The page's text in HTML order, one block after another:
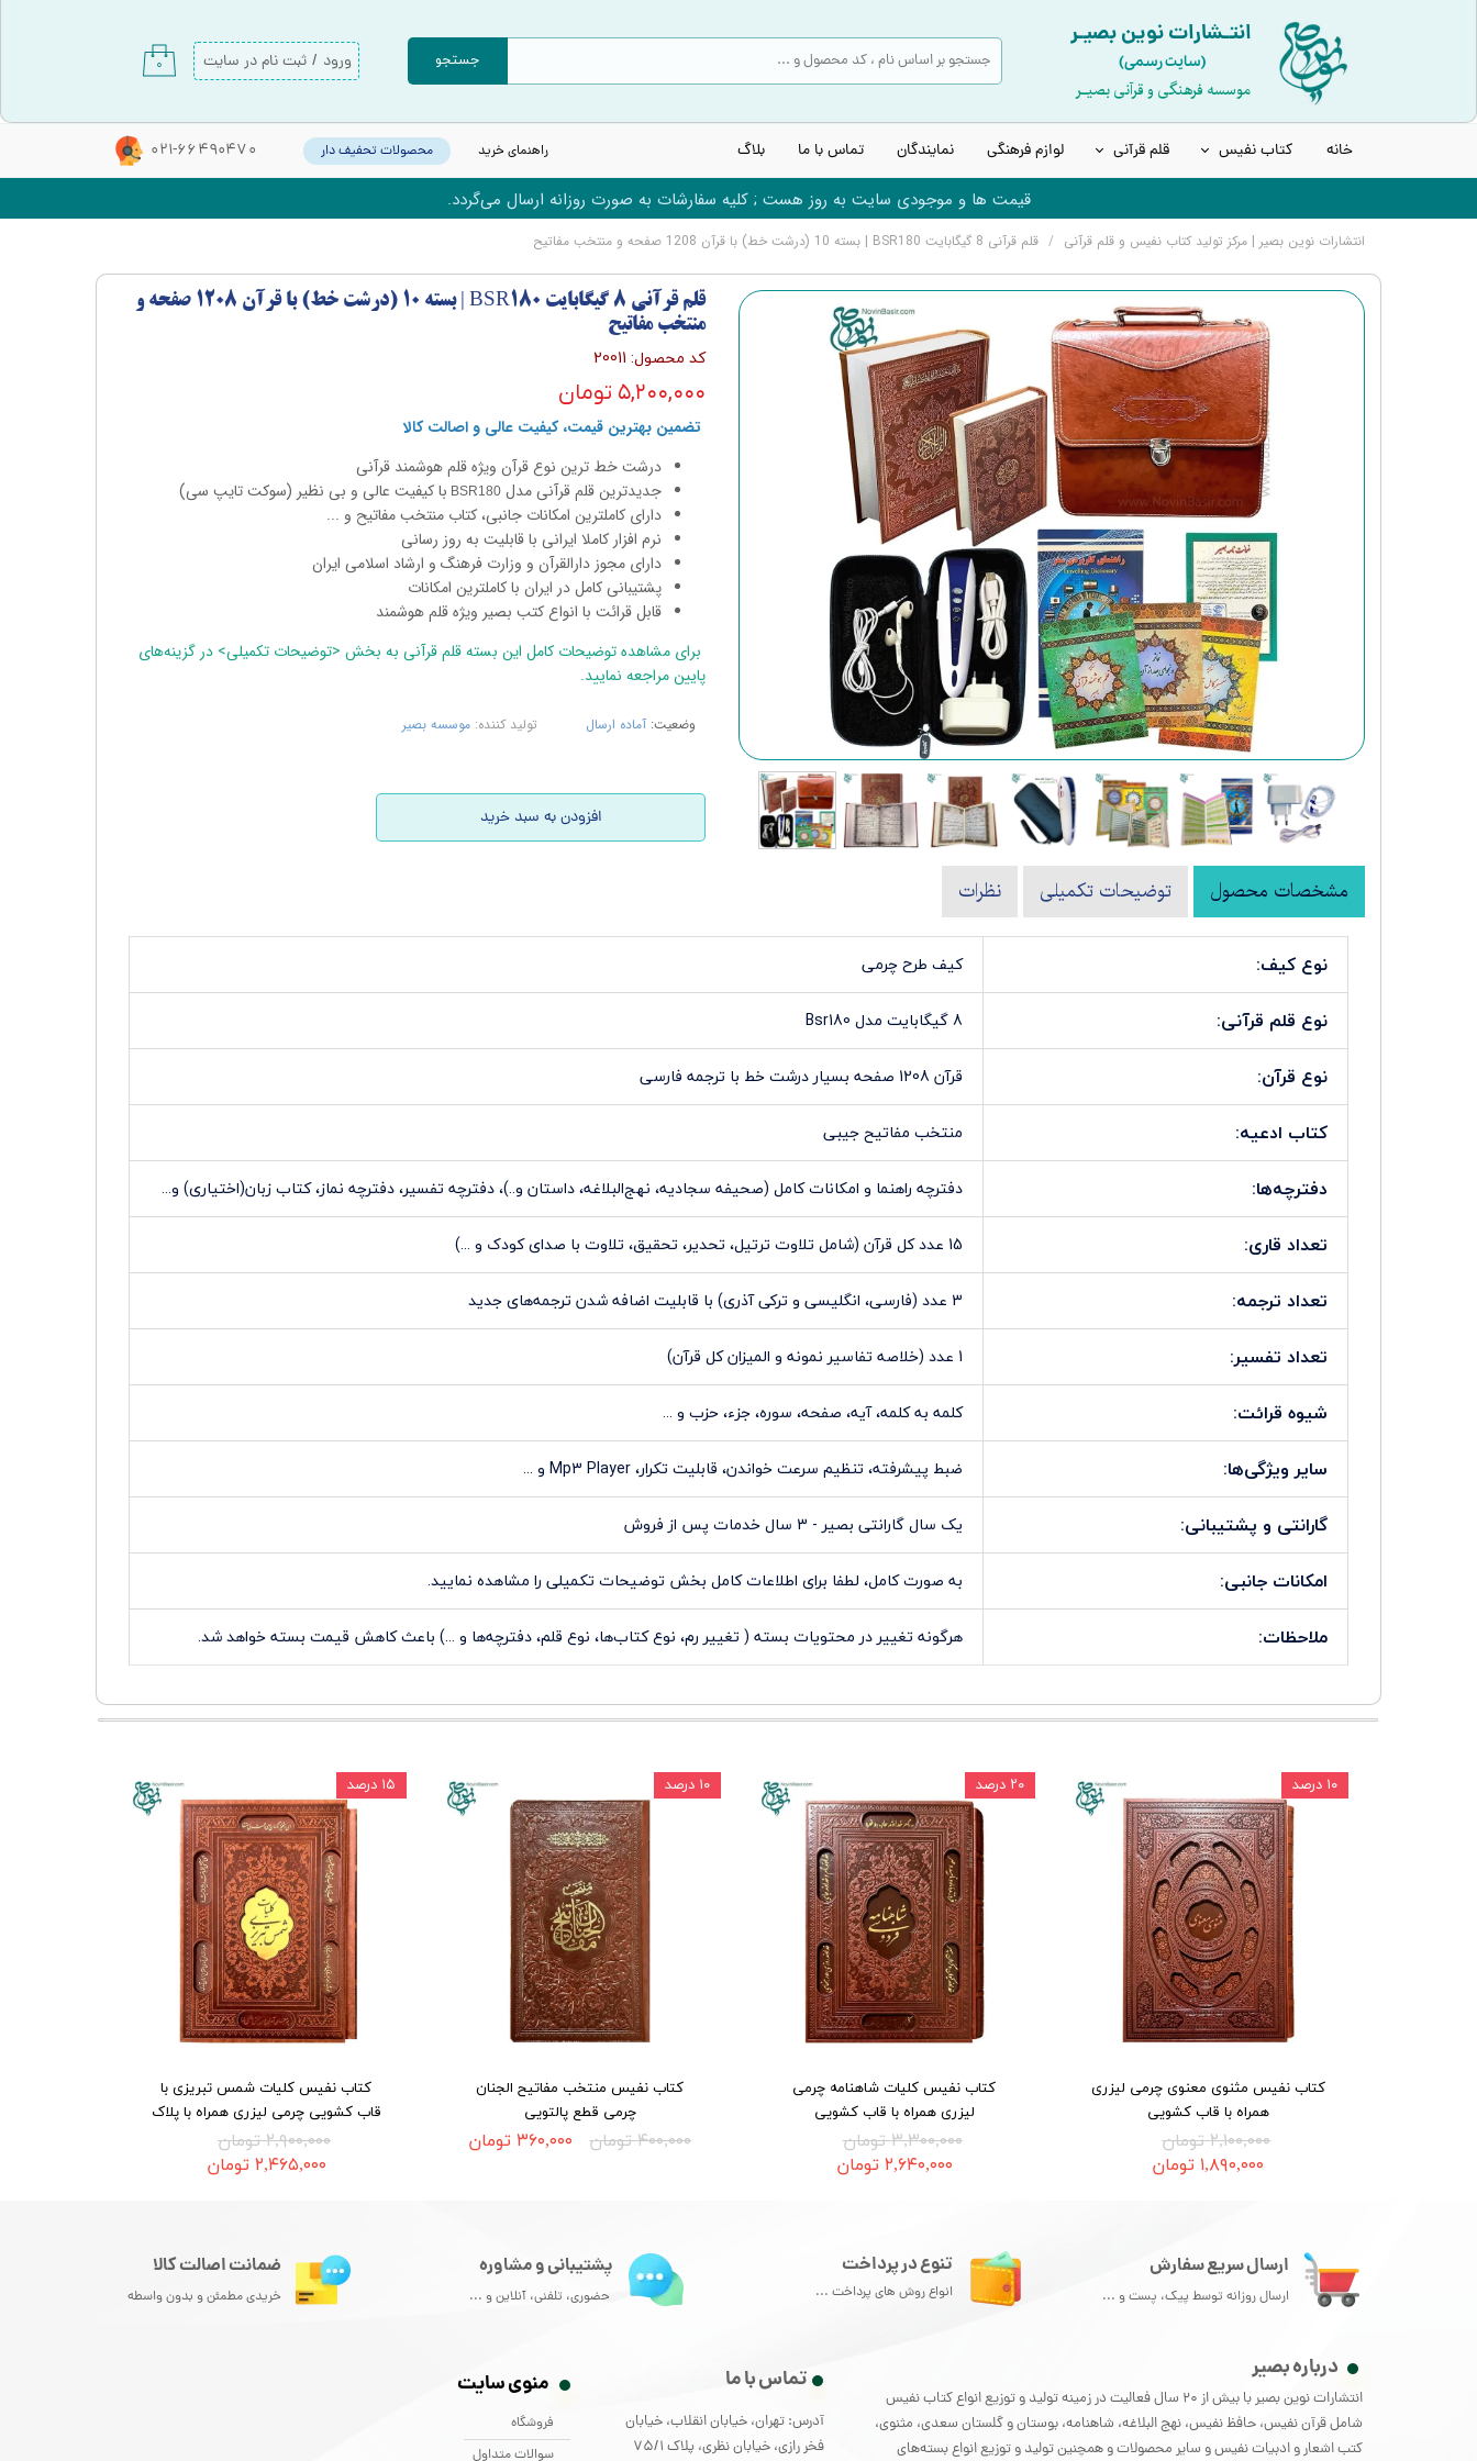
ورود / ثبت نام در سایت
تغییر گذر واژه
سفارشات
خروج از حساب کاربری
جستجو ۰
021-66490470 خانه کتاب نفیس
قرآن عروس | قرآن سفید
قرآن های رنگی | بدون قاب
کتاب ادعیه و مفاتیح
انواع حافظ نفیس
انواع شاهنامه نفیس
انواع مثنوی، بوستان و گلستان
کتب نفیس شعر و ادبیات
قلم قرآنی
انواع قلم هوشمند قرآنی
قلم قرآنی 8 گیگابایت نسل جدید
قلم قرآنی 32 گیگابایت نسل جدید
قلم قرآنی 32 گیگابایت بلوتوث‌دار
قلم قرآنی 64 گیگابایت نسل جدید
لوازم جانبی قلم هوشمند قرآنی
لوازم فرهنگی نمایندگان تماس با ما بلاگ محصولات تحفیف دار راهنمای خرید
انتـشارات نوین بصیـر
موسسه فرهنگی و قرآنی بصیـر
(سایت رسمی)
قیمت ها و موجودی سایت به روز هست ; کلیه سفارشات به صورت روزانه ارسال می‌گردد.
انتشارات نوین بصیر | مرکز تولید کتاب نفیس و قلم قرآنی قلم قرآنی 8 گیگابایت BSR180 | بسته 10 (درشت خط) با قرآن 1208 صفحه و منتخب مفاتیح
قلم قرآنی 8 گیگابایت BSR180 | بسته 10 (درشت خط) با قرآن 1208 صفحه و
منتخب مفاتیح
کد محصول: 20011
۵,۲۰۰,۰۰۰ تومان
تضمین بهترین قیمت، کیفیت عالی و اصالت کالا
درشت خط ترین نوع قرآن ویژه قلم هوشمند قرآنی
جدیدترین قلم قرآنی مدل BSR180 با کیفیت عالی و بی نظیر (سوکت تایپ سی)
دارای کاملترین امکانات جانبی، کتاب منتخب مفاتیح و ...
نرم افزار کاملا ایرانی با قابلیت به روز رسانی
دارای مجوز دارالقرآن و وزارت فرهنگ و ارشاد اسلامی ایران
پشتیبانی کامل در ایران با کاملترین امکانات
قابل قرائت با انواع کتب بصیر ویژه قلم هوشمند
برای مشاهده توضیحات کامل این بسته قلم قرآنی به بخش <توضیحات تکمیلی> در گزینه‌های
پایین مراجعه نمایید.
وضعیت: آماده ارسال تولید کننده: موسسه بصیر
افزودن به سبد خرید
مشخصات محصول توضیحات تکمیلی نظرات
نوع کیف: کیف طرح چرمی
نوع قلم قرآنی: 8 گیگابایت مدل Bsr180
نوع قرآن: قرآن 1208 صفحه بسیار درشت خط با ترجمه فارسی
کتاب ادعیه: منتخب مفاتیح جیبی
دفترچه‌ها: دفترچه راهنما و امکانات کامل (صحیفه سجادیه، نهج‌البلاغه، داستان و..)، دفترچه تفسیر، دفترچه نماز، کتاب زبان(اختیاری) و...
تعداد قاری: 15 عدد کل قرآن (شامل تلاوت ترتیل، تحدیر، تحقیق، تلاوت با صدای کودک و ...)
تعداد ترجمه: 3 عدد (فارسی، انگلیسی و ترکی آذری) با قابلیت اضافه شدن ترجمه‌های جدید
تعداد تفسیر: 1 عدد (خلاصه تفاسیر نمونه و المیزان کل قرآن)
شیوه قرائت: کلمه به کلمه، آیه، صفحه، سوره، جزء، حزب و ...
سایر ویژگی‌ها: ضبط پيشرفته، تنظيم سرعت خواندن، قابليت تکرار، Mp3 Player و ...
گارانتی و پشتیبانی: یک سال گارانتی بصیر - 3 سال خدمات پس از فروش
امکانات جانبی: به صورت کامل، لطفا برای اطلاعات کامل بخش توضیحات تکمیلی را مشاهده نمایید.
ملاحظات: هرگونه تغییر در محتویات بسته ( تغییر رم، نوع کتاب‌ها، نوع قلم، دفترچه‌ها و ...) باعث کاهش قیمت بسته خواهد شد.
کتاب نفیس مثنوی معنوی چرمی لیزری
همراه با قاب کشویی
۲,۱۰۰,۰۰۰ تومان
۱,۸۹۰,۰۰۰ تومان
۱۰ درصد
کتاب نفیس کلیات شاهنامه چرمی
لیزری همراه با قاب کشویی
۳,۳۰۰,۰۰۰ تومان
۲,۶۴۰,۰۰۰ تومان
۲۰ درصد
کتاب نفیس منتخب مفاتیح الجنان
چرمی قطع پالتویی
۴۰۰,۰۰۰ تومان
۳۶۰,۰۰۰ تومان
۱۰ درصد
کتاب نفیس کلیات شمس تبریزی با
قاب کشویی چرمی لیزری همراه با پلاک
۲,۹۰۰,۰۰۰ تومان
۲,۴۶۵,۰۰۰ تومان
۱۵ درصد
درباره بصیر
انتشارات نوین بصیر با بیش از 20 سال فعالیت در زمینه تولید و توزیع انواع کتاب نفیس
شامل قرآن نفیس، حافظ نفیس، نهج البلاغه، شاهنامه، بوستان و گلستان سعدی، مثنوی،
کتب اشعار و ادبیات نفیس و سایر محصولات و همچنین تولید و توزیع انواع بسته‌های
ارسال سریع سفارش
ارسال روزانه توسط پیک، پست و ...
تنوع در پرداخت
انواع روش های پرداخت ...
پشتیبانی و مشاوره
حضوری، تلفنی، آنلاین و ...
ضمانت اصالت کالا
خریدی مطمئن و بدون واسطه
تماس با ما
آدرس: تهران، خیابان انقلاب، خیابان
فخر رازی، خیابان نظری، پلاک 75/1
منوی سایت
فروشگاه
سوالات متداول